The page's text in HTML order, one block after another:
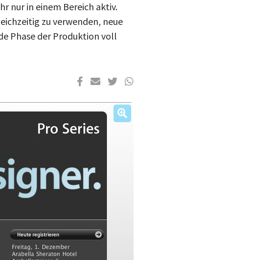
nur in einem Bereich aktiv.
zu verwenden, neue
Phase der Produktion voll